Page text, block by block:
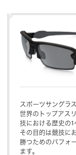
スポーツサングラ
世界のトップアス
技における歴史の1
その目的は競技に
勝つためのパフォ
ます。